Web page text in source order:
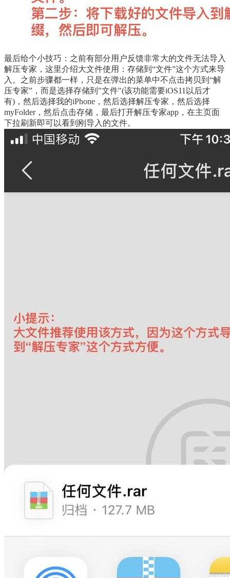
最后给个小技巧：之前有部分用户反馈非常大的文件无法导入
解压专家，这里介绍大文件使用：存储到“文件”这个方式来导
入。之前步骤都一样，只是在弹出的菜单中不点击拷贝到“解
压专家”，而是选择存储到"文件"(该功能需要iOS11以后才
有)，然后选择我的iPhone，然后选择解压专家，然后选择
myFolder，然后点击存储，最后打开解压专家app，在主页面
下拉刷新即可以看到刚导入的文件。